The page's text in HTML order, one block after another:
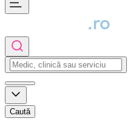
Caută